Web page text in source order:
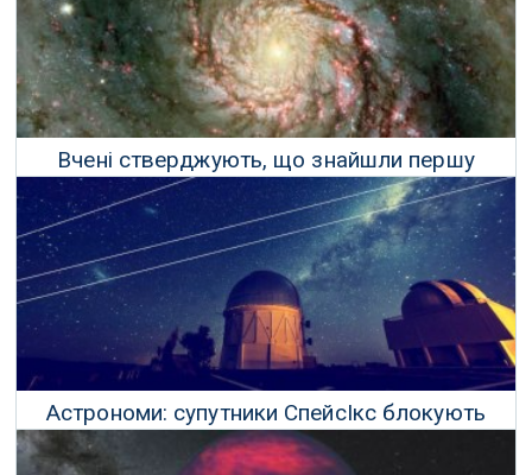
Вчені стверджують, що знайшли першу
планету в іншій галактиці
27 Вересня 2020 р.
Астрономи: супутники СпейсІкс блокують
спостереження за зірками